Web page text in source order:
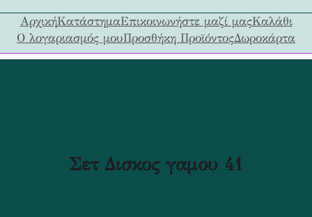
ή
τ
η
ΑρχικήΚατάστημαΕπικοινωνήστε μαζί μαςΚαλάθι
Ο λογαριασμός μουΠροσθήκη ΠροϊόντοςΔωροκάρτα
Σετ Δισκος γαμου 41